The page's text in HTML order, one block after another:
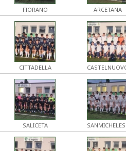
FIORANO ARCETANA
CITTADELLA
SALICETA